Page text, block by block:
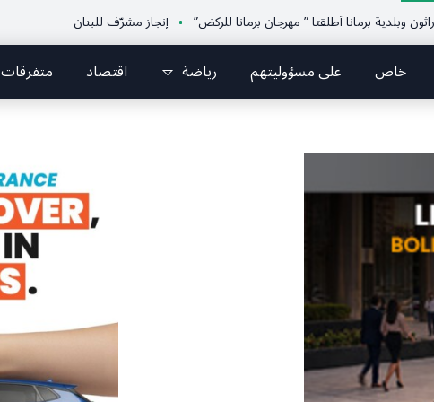
برمانا أطلقتا ” مهرجان برمانا للركض” إنجاز مشرّف للبنان دولياً في الجوجيتسو
خاص على مسؤوليتهم رياضة اقتصاد متفرقات